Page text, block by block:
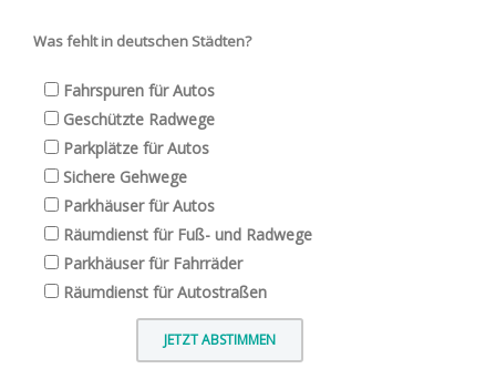
Was fehlt in deutschen Städten?
Fahrspuren für Autos
Geschützte Radwege
Parkplätze für Autos
Sichere Gehwege
Parkhäuser für Autos
Räumdienst für Fuß- und Radwege
Parkhäuser für Fahrräder
Räumdienst für Autostraßen